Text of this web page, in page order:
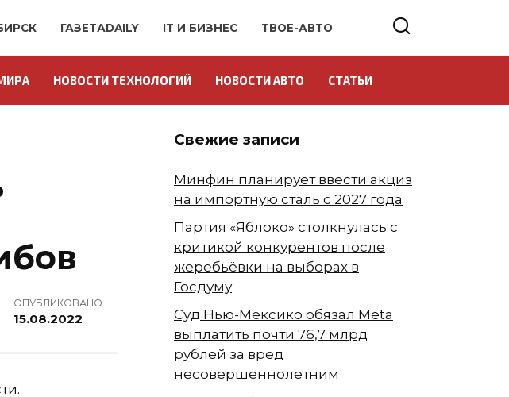
ГАЗЕТАDAILY IT И БИЗНЕС ТВОЕ-АВТО
НОВОСТИ ТЕХНОЛОГИЙ НОВОСТИ АВТО СТАТЬИ
ОПУБЛИКОВАНО
15.08.2022
Свежие записи
Минфин планирует ввести акциз
на импортную сталь с 2027 года
Партия «Яблоко» столкнулась с
критикой конкурентов после
жеребьёвки на выборах в
Госдуму
Суд Нью-Мексико обязал Meta
выплатить почти 76,7 млрд
рублей за вред
несовершеннолетним